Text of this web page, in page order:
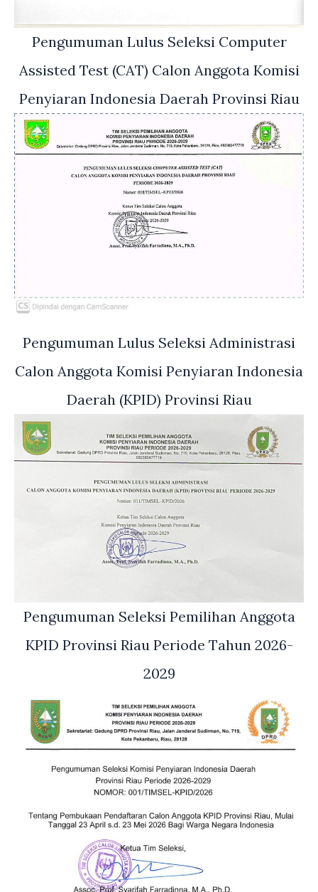
Pengumuman Lulus Seleksi Computer
Assisted Test (CAT) Calon Anggota Komisi
Penyiaran Indonesia Daerah Provinsi Riau
Pengumuman Lulus Seleksi Administrasi
Calon Anggota Komisi Penyiaran Indonesia
Daerah (KPID) Provinsi Riau
Pengumuman Seleksi Pemilihan Anggota
KPID Provinsi Riau Periode Tahun 2026-
2029